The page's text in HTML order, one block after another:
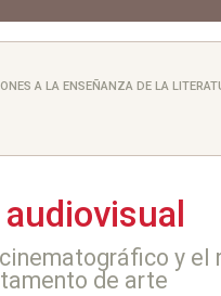
A LA ENSEÑANZA DE LA
y el
de arte